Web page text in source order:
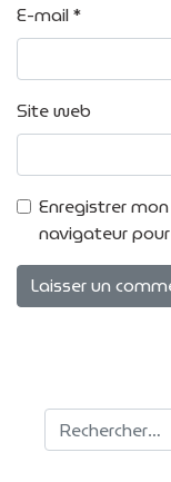
E-mail*
Site web
Enregistrer
navigateur
Recherche pour :